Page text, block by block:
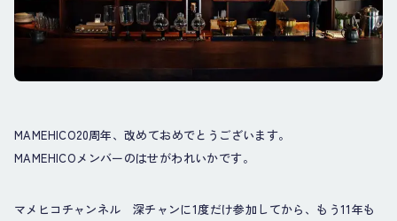
MAMEHICO20周年、改めておめでとうございます。
MAMEHICOメンバーのはせがわれいかです。
マメヒコチャンネル 深チャンに1度だけ参加してから、もう11年も